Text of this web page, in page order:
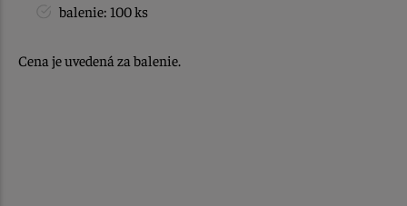
balenie: 100 ks
Cena je uvedená za balenie.